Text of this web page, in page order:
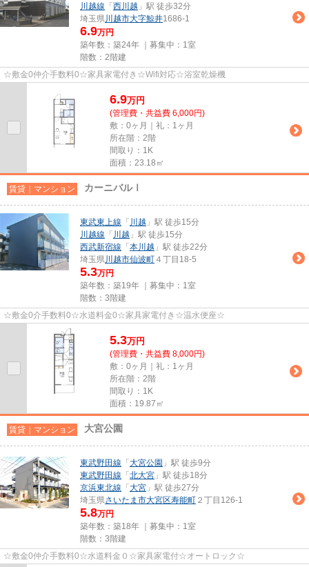
川越線 「 西川越 」駅 徒歩32分
埼玉県川越市大字鯨井1686-1
6.9万円
築年数：築24年 ｜募集中： 1室
階数：2階建
☆敷金0仲介手数料0☆家具家電付き☆Wifi対応☆浴室乾燥機
6.9万円
(管理費・共益費 6,000円)
敷：0ヶ月｜礼：1ヶ月
所在階：2階
間取り：1K
面積：23.18㎡
賃貸｜マンション カーニバルⅠ
東武東上線 「 川越 」駅 徒歩15分
川越線 「 川越 」駅 徒歩15分
西武新宿線 「 本川越 」駅 徒歩22分
埼玉県川越市仙波町 ４丁目18-5
5.3万円
築年数：築19年 ｜募集中： 1室
階数：3階建
☆敷金0介手数料0☆水道料金0☆家具家電付き☆温水便座☆
5.3万円
(管理費・共益費 8,000円)
敷：0ヶ月｜礼：1ヶ月
所在階：2階
間取り：1K
面積：19.87㎡
賃貸｜マンション 大宮公園
東武野田線 「 大宮公園 」駅 徒歩9分
東武野田線 「 北大宮 」駅 徒歩18分
京浜東北線 「 大宮 」駅 徒歩27分
埼玉県さいたま市大宮区寿能町 ２丁目126-1
5.8万円
築年数：築18年 ｜募集中： 1室
階数：3階建
☆敷金0仲介手数料0☆水道料金０☆家具家電付☆オートロック☆